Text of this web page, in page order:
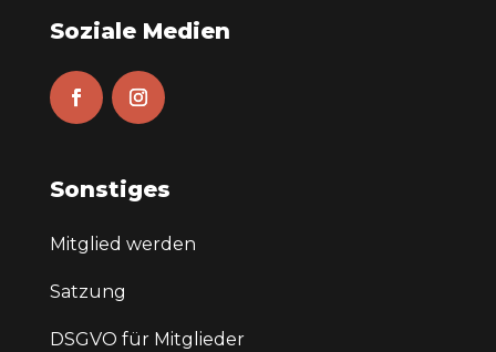
Soziale Medien
Sonstiges
Mitglied werden
Satzung
DSGVO für Mitglieder